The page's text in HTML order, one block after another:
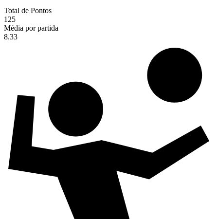
Total de Pontos
125
Média por partida
8.33